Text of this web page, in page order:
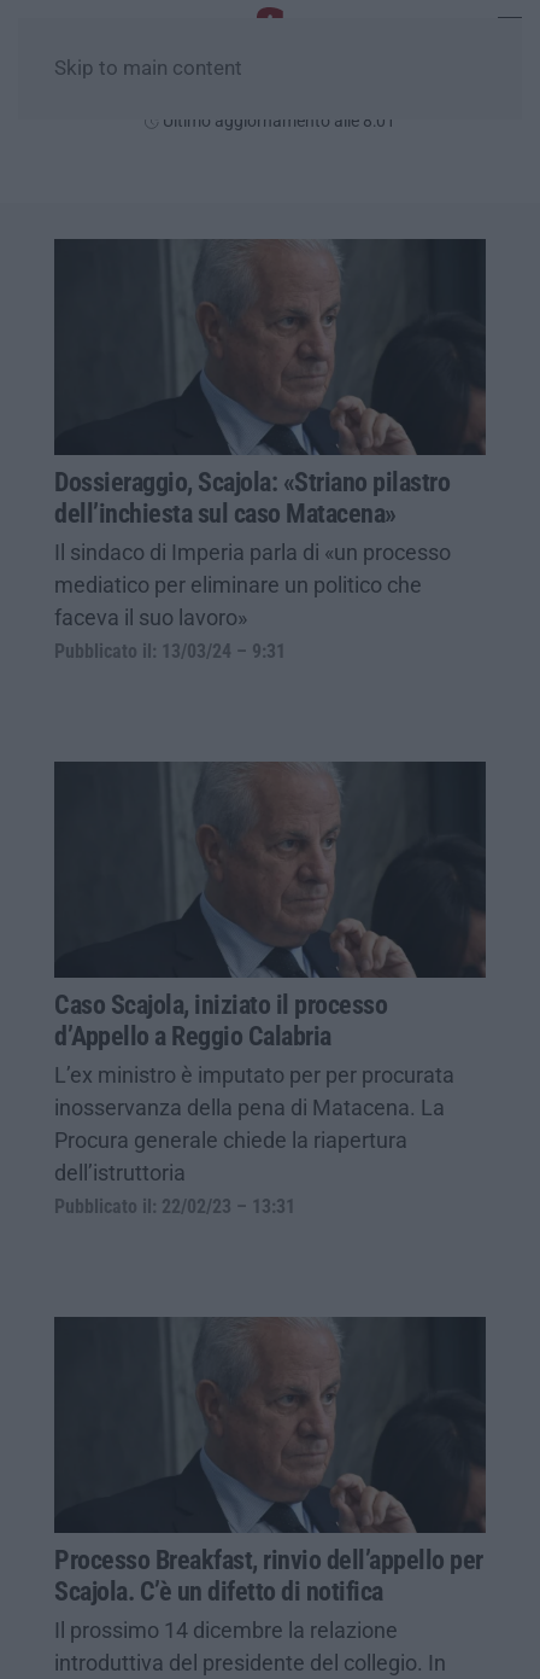
Skip to main content
Ultimo aggiornamento alle 8:01
Dossieraggio, Scajola: «Striano pilastro
dell’inchiesta sul caso Matacena»
Il sindaco di Imperia parla di «un processo
mediatico per eliminare un politico che
faceva il suo lavoro»
Pubblicato il: 13/03/24 – 9:31
Caso Scajola, iniziato il processo
d’Appello a Reggio Calabria
L’ex ministro è imputato per per procurata
inosservanza della pena di Matacena. La
Procura generale chiede la riapertura
dell’istruttoria
Pubblicato il: 22/02/23 – 13:31
Processo Breakfast, rinvio dell’appello per
Scajola. C’è un difetto di notifica
Il prossimo 14 dicembre la relazione
introduttiva del presidente del collegio. In